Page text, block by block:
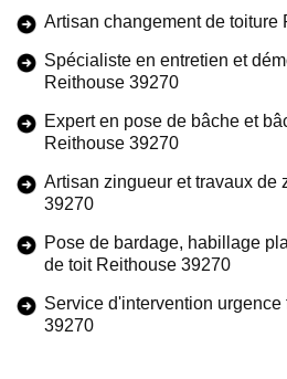
Artisan changement de toiture
Spécialiste en entretien et
Reithouse 39270
Expert en pose de bâche et
Reithouse 39270
Artisan zingueur et travaux de
39270
Pose de bardage, habillage
de toit Reithouse 39270
Service d'intervention
39270